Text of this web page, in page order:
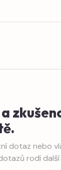
dotaz nebo
rodí další